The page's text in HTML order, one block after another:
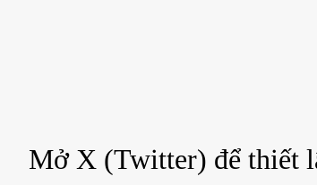
Mở X (Twitter) để thiết